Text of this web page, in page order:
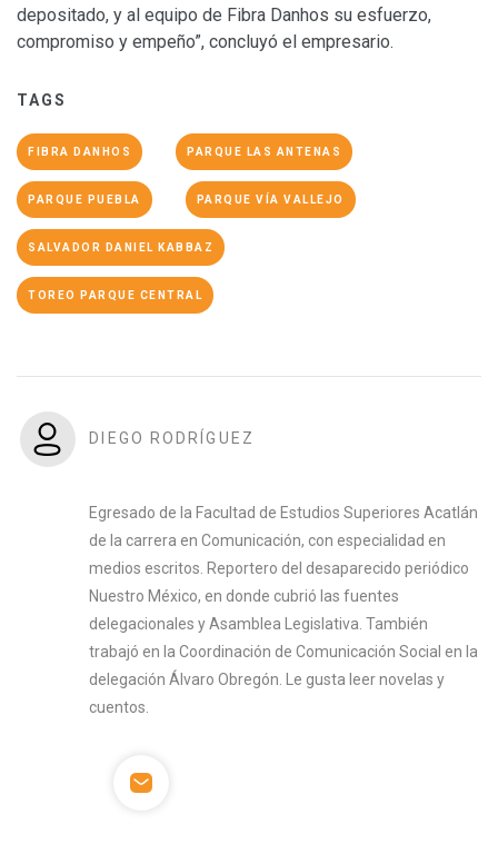
depositado, y al equipo de Fibra Danhos su esfuerzo,
compromiso y empeño”, concluyó el empresario.
TAGS
FIBRA DANHOS PARQUE LAS ANTENAS
PARQUE PUEBLA PARQUE VÍA VALLEJO
SALVADOR DANIEL KABBAZ
TOREO PARQUE CENTRAL
DIEGO RODRÍGUEZ
Egresado de la Facultad de Estudios Superiores Acatlán
de la carrera en Comunicación, con especialidad en
medios escritos. Reportero del desaparecido periódico
Nuestro México, en donde cubrió las fuentes
delegacionales y Asamblea Legislativa. También
trabajó en la Coordinación de Comunicación Social en la
delegación Álvaro Obregón. Le gusta leer novelas y
cuentos.